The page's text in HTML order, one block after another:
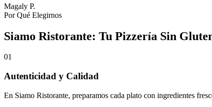
Magaly P.
Por Qué Elegirnos
Siamo Ristorante: Tu Pizzería Sin
01
Autenticidad y Calidad
En Siamo Ristorante, preparamos cada plato con ingredientes